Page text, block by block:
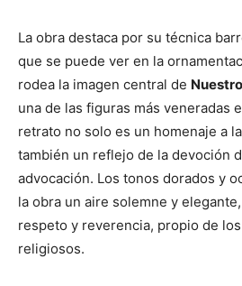
La obra destaca por su técnica
que se puede ver en la
rodea la imagen central de
una de las figuras más veneradas
retrato no solo es un homenaje a
también un reflejo de la devoción
advocación. Los tonos dorados y
la obra un aire solemne y
respeto y reverencia, propio de
religiosos.